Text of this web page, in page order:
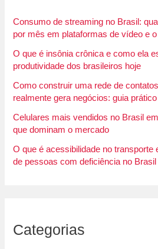
Consumo de streaming no Brasil:
por mês em plataformas de vídeo e
O que é insônia crônica e como ela
produtividade dos brasileiros hoje
Como construir uma rede de
realmente gera negócios: guia prático
Celulares mais vendidos no Brasil
que dominam o mercado
O que é acessibilidade no transporte
de pessoas com deficiência no Brasil
Categorias